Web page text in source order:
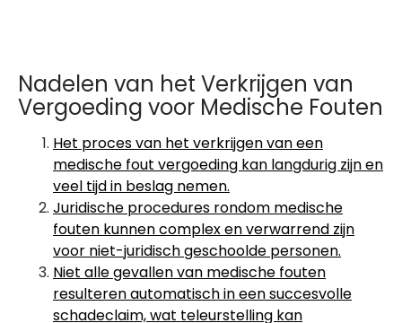
Nadelen van het Verkrijgen van
Vergoeding voor Medische Fouten
Het proces van het verkrijgen van een
medische fout vergoeding kan langdurig zijn en
veel tijd in beslag nemen.
Juridische procedures rondom medische
fouten kunnen complex en verwarrend zijn
voor niet-juridisch geschoolde personen.
Niet alle gevallen van medische fouten
resulteren automatisch in een succesvolle
schadeclaim, wat teleurstelling kan